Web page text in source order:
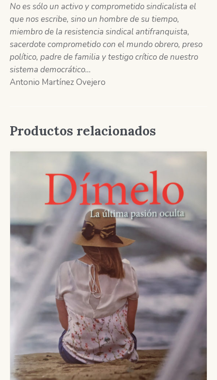
No es sólo un activo y comprometido sindicalista el
que nos escribe, sino un hombre de su tiempo,
miembro de la resistencia sindical antifranquista,
sacerdote comprometido con el mundo obrero, preso
político, padre de familia y testigo crítico de nuestro
sistema democrático…
Antonio Martínez Ovejero
Productos relacionados